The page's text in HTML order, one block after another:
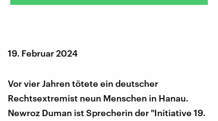
19. Februar 2024
Vor vier Jahren tötete ein deutscher
Rechtsextremist neun Menschen in Hanau.
Newroz Duman ist Sprecherin der "Initiative 19.